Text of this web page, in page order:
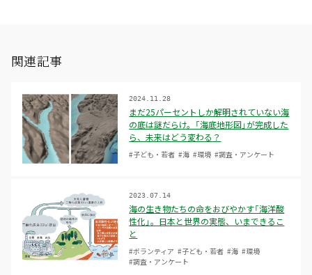
関連記事
まだ25パーセントしか解明されていない海
の底は謎だらけ。「海底地形図」が完成した
ら、未来はどう変わる？
2024.11.28
#子ども・若者 #海 #環境 #調査・アンケート
海の生き物たちの命をおびやかす「海洋酸
性化」。日本と世界の実態、いまできるこ
と
2023.07.14
#ボランティア #子ども・若者 #海 #環境
#調査・アンケート